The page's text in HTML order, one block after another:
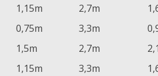
1,15m 2,7m
0,75m 3,3m
1,5m 2,7m
1,15m 3,3m